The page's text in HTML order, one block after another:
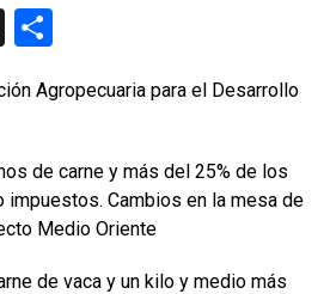
X
m
ar
tir
Agropecuaria para el Desarrollo
de carne y más del 25% de los
Cambios en la mesa de
Medio Oriente
de vaca y un kilo y medio más